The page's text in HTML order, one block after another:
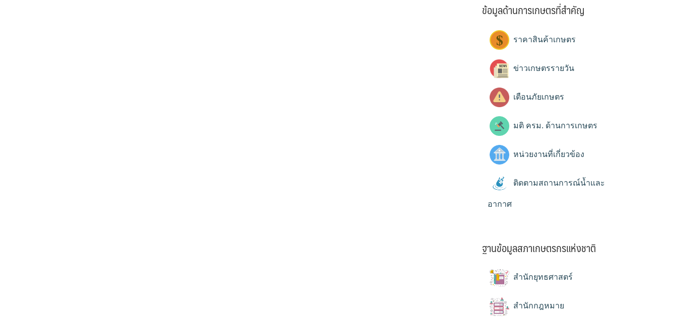
ข้อมูลด้านการเกษตรที่สำคัญ
ราคาสินค้าเกษตร
ข่าวเกษตรรายวัน
เตือนภัยเกษตร
มติ ครม. ด้านการเกษตร
หน่วยงานที่เกี่ยวข้อง
ติดตามสถานการณ์น้ำและ
อากาศ
ฐานข้อมูลสภาเกษตรกรแห่งชาติ
สำนักยุทธศาสตร์
สำนักกฎหมาย